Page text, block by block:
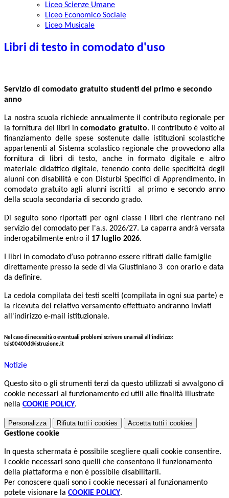
Liceo Scienze Umane
Liceo Economico Sociale
Liceo Musicale
Libri di testo in comodato d'uso
Servizio di comodato gratuito studenti del primo e secondo
anno
La nostra scuola richiede annualmente il contributo regionale per
la fornitura dei libri incomodato gratuito. Il contributo è volto al
finanziamento delle spese sostenute dalle istituzioni scolastiche
appartenenti al Sistema scolastico regionale che provvedono alla
fornitura di libri di testo, anche in formato digitale e altro
materiale didattico digitale, tenendo conto delle specificità degli
alunni con disabilità e con Disturbi Specifici di Apprendimento, in
comodato gratuito agli alunni iscritti al primo e secondo anno
della scuola secondaria di secondo grado.
Di seguito sono riportati per ogni classe i libri che rientrano nel
servizio del comodato per l'a.s. 2026/27. La caparra andrà versata
inderogabilmente entro il 17 luglio 2026.
I libri in comodato d’uso potranno essere ritirati dalle famiglie
direttamente presso la sede di via Giustiniano 3 con orario e data
da definire.
La cedola compilata dei testi scelti (compilata in ogni sua parte) e
la ricevuta del relativo versamento effettuato andranno inviati
all'indirizzo e-mail istituzionale.
Nel caso di necessità o eventuali problemi scrivere una mail all’indirizzo:
tsis00400d@istruzione.it
Notizie
Questo sito o gli strumenti terzi da questo utilizzati si avvalgono di
cookie necessari al funzionamento ed utili alle finalità illustrate
nella COOKIE POLICY.
Personalizza Rifiuta tutti i cookies Accetta tutti i cookies
Gestione cookie
In questa schermata è possibile scegliere quali cookie consentire.
I cookie necessari sono quelli che consentono il funzionamento
della piattaforma e non è possibile disabilitarli.
Per conoscere quali sono i cookie necessari al funzionamento
potete visionare la COOKIE POLICY.